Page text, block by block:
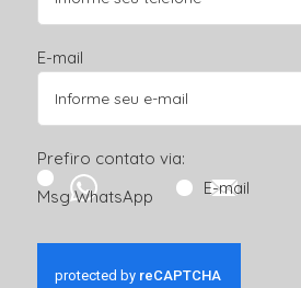
E-mail
Prefiro contato via:
Msg WhatsApp
E-mail